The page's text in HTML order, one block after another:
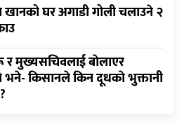
घर अगाडी गोली चलाउने २
र मुख्यसचिवलाई बाेलाएर
भने- किसानले किन दूधकाे भुक्तानी